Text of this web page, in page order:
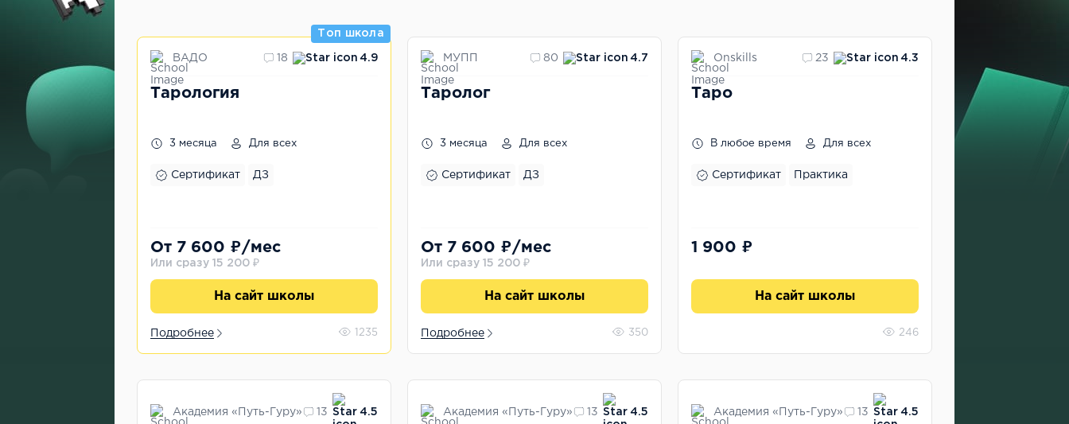
Топ школа
ВАДО 18 4.9
Тарология
3 месяца Для всех
Сертификат ДЗ
От 7 600 ₽/мес
Или сразу 15 200 ₽
На сайт школы
Подробнее 1235
МУПП 80 4.7
Таролог
3 месяца Для всех
Сертификат ДЗ
От 7 600 ₽/мес
Или сразу 15 200 ₽
На сайт школы
Подробнее 350
Onskills 23 4.3
Таро
В любое время Для всех
Сертификат Практика
1 900 ₽
На сайт школы
246
Академия «Путь-Гуру» 13 4.5 Академия «Путь-Гуру» 13 4.5 Академия «Путь-Гуру» 13 4.5